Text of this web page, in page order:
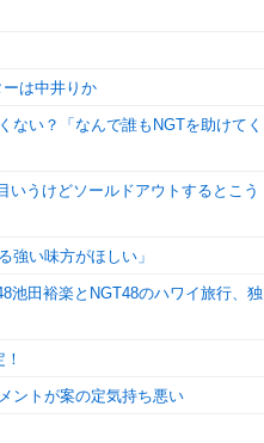
ーは中井りか
ない？「なんで誰もNGTを助けてく
いうけどソールドアウトするとこう
強い味方がほしい」
池田裕楽とNGT48のハワイ旅行、独
ントが案の定気持ち悪い